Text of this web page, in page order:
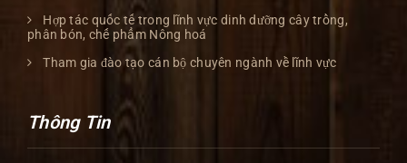
Hợp tác quốc tế trong lĩnh vực dinh dưỡng cây trồng,
phân bón, chế phẩm Nông hoá
Tham gia đào tạo cán bộ chuyên ngành về lĩnh vực
Thông Tin